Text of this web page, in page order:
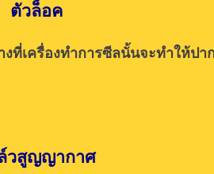
ตัวล็อค
ที่เครื่องทำการซีลนั้นจะทำให้ปา
วสูญญากาศ